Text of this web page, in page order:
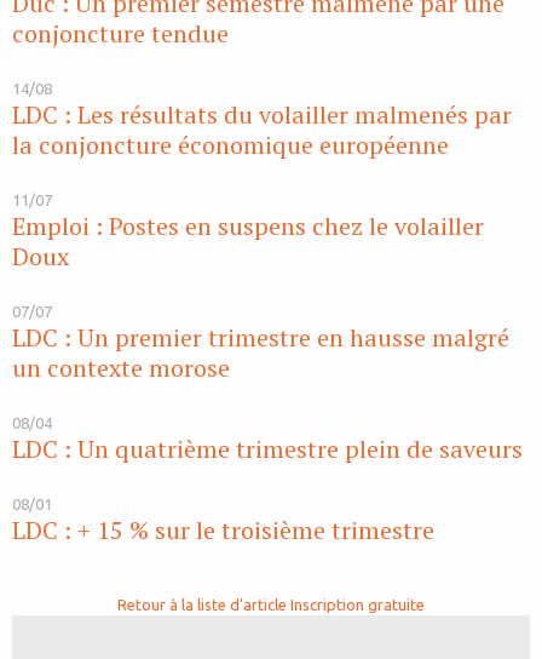
conjoncture tendue
14/08
LDC : Les résultats du volailler malmenés par
la conjoncture économique européenne
11/07
Emploi : Postes en suspens chez le volailler
Doux
07/07
LDC : Un premier trimestre en hausse malgré
un contexte morose
08/04
LDC : Un quatrième trimestre plein de saveurs
08/01
LDC : + 15 % sur le troisième trimestre
Retour à la liste d'article Inscription gratuite